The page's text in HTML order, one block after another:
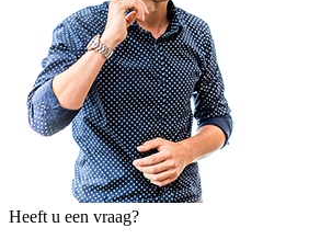
Heeft u een vraag?